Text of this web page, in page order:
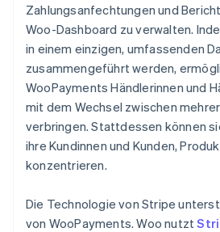
Zahlungsanfechtungen und
Woo-Dashboard zu verwalten.
in einem einzigen, umfassenden
zusammengeführt werden,
WooPayments Händlerinnen und
mit dem Wechsel zwischen
verbringen. Stattdessen können
ihre Kundinnen und Kunden,
konzentrieren.
Die Technologie von Stripe
von WooPayments. Woo nutzt